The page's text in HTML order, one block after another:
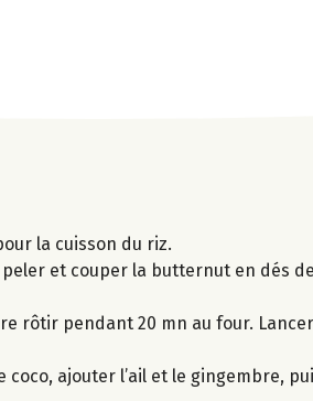
la cuisson du riz.
et couper la butternut en dés
rôtir pendant 20 mn au four.
ajouter l’ail et le gingembre,